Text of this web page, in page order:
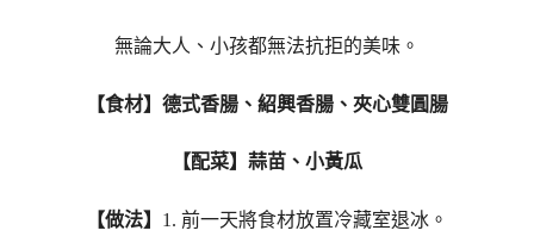
無論大人、小孩都無法抗拒的美味。
【食材】德式香腸、紹興香腸、夾心雙圓腸
【配菜】蒜苗、小黃瓜
【做法】 1. 前一天將食材放置冷藏室退冰。